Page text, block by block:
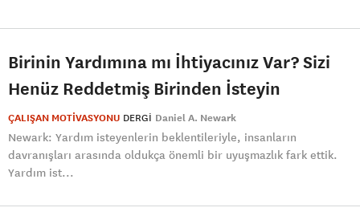
Birinin Yardımına mı İhtiyacınız Var? Sizi
Henüz Reddetmiş Birinden İsteyin
ÇALIŞAN MOTİVASYONU DERGI Daniel A. Newark
Newark: Yardım isteyenlerin beklentileriyle, insanların
davranışları arasında oldukça önemli bir uyuşmazlık fark ettik.
Yardım ist...